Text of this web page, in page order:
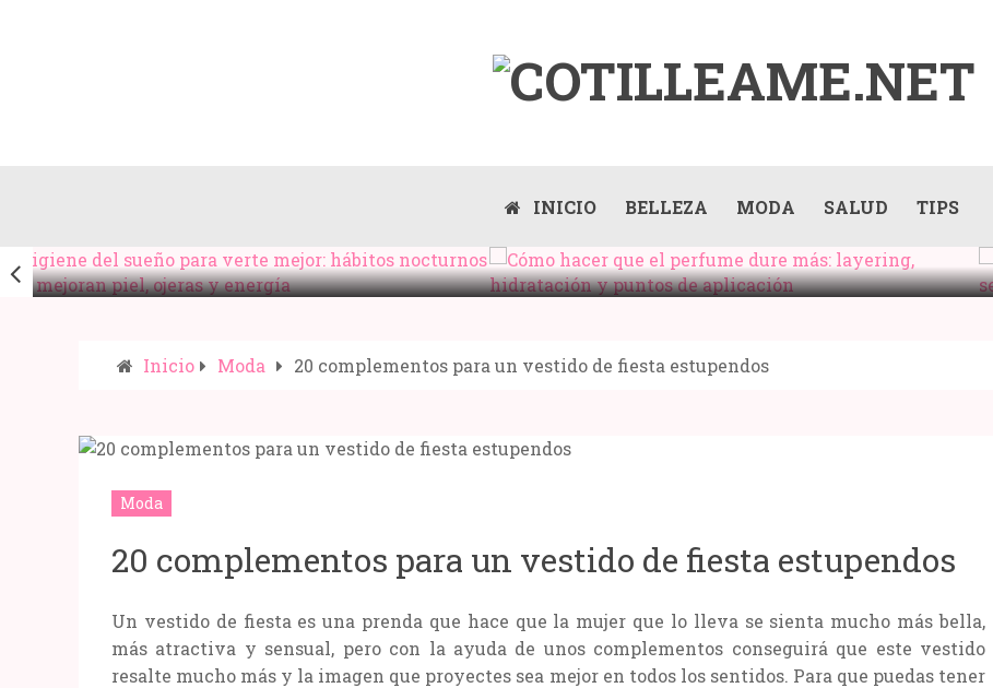
INICIO BELLEZA MODA SALUD TIPS
HÁBITOS NOCTURNOS QUE MEJORAN PIEL,
OJERAS Y ENERGÍA
LAYERING, HIDRATACIÓN Y PUNTOS DE
APLICACIÓN
Inicio Moda 20 complementos para un vestido de fiesta estupendos
Moda
20 complementos para un vestido de fiesta estupendos
Un vestido de fiesta es una prenda que hace que la mujer que lo lleva se sienta mucho más bella,
más atractiva y sensual, pero con la ayuda de unos complementos conseguirá que este vestido
resalte mucho más y la imagen que proyectes sea mejor en todos los sentidos. Para que puedas tener